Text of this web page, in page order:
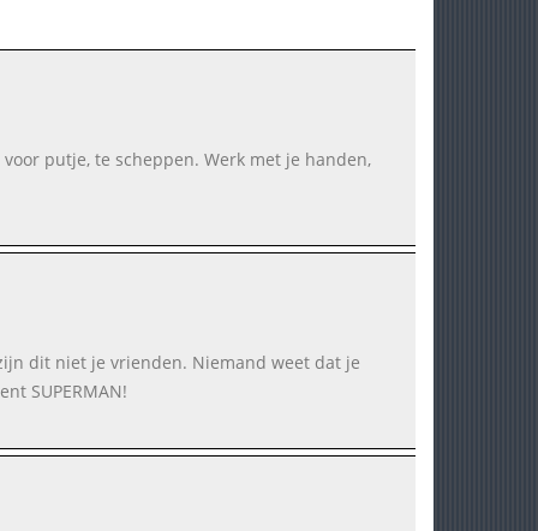
putje, te scheppen. Werk met je handen,
dit niet je vrienden. Niemand weet dat je
SUPERMAN!